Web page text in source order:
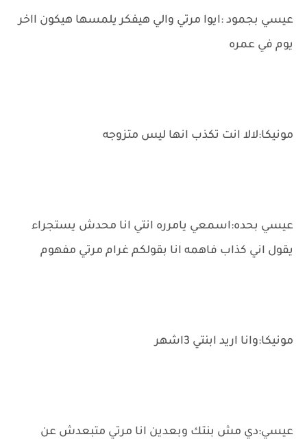
عيسي بجمود :ايوا مرتي والي هيفكر يلمسها هيكون ااخر
يوم في عمره
مونيكا:لالا انت تكذب انها ليس متزوجه
عيسي بحده:اسمعي يامرره انتي انا محدش يستجراء
يقول اني كذاب فاهمه انا بقولكم غرام مرتي مفهوم
مونيكا:وانا اريد ابنتي 3اشهر
عيسي:دي مش بنتك وبعدين انا مرتي متبعدش عن